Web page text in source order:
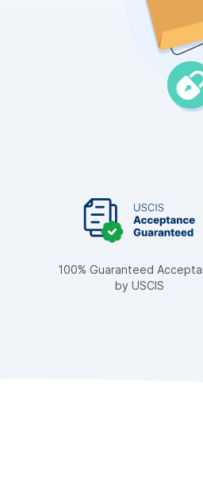
100% Guaranteed
by USCIS